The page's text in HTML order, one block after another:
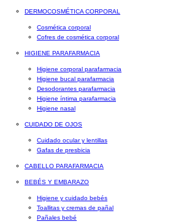
DERMOCOSMÉTICA CORPORAL
Cosmética corporal
Cofres de cosmética corporal
HIGIENE PARAFARMACIA
Higiene corporal parafarmacia
Higiene bucal parafarmacia
Desodorantes parafarmacia
Higiene íntima parafarmacia
Higiene nasal
CUIDADO DE OJOS
Cuidado ocular y lentillas
Gafas de presbicia
CABELLO PARAFARMACIA
BEBÉS Y EMBARAZO
Higiene y cuidado bebés
Toallitas y cremas de pañal
Pañales bebé